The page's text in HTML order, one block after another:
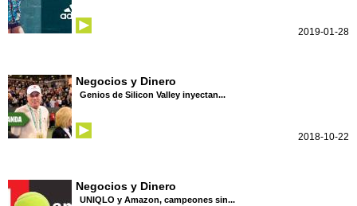
2019-01-28
Negocios y Dinero
Genios de Silicon Valley inyectan...
2018-10-22
Negocios y Dinero
UNIQLO y Amazon, campeones sin...